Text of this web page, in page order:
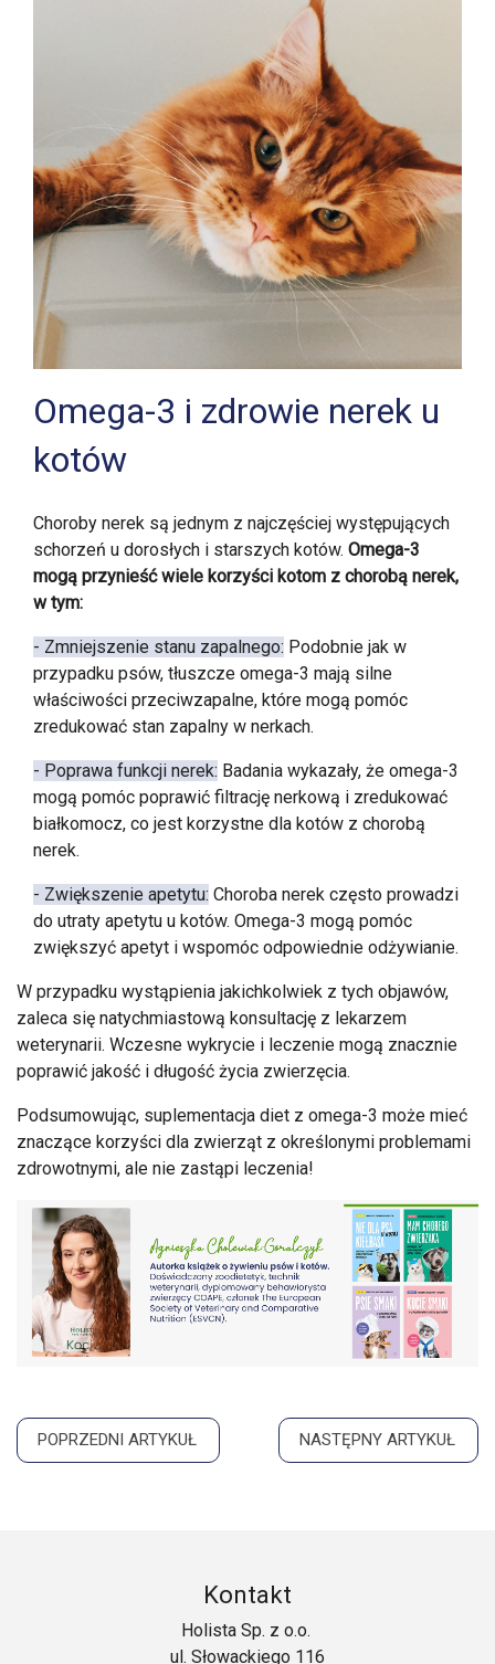
Omega-3 i zdrowie nerek u
kotów
Choroby nerek są jednym z najczęściej występujących
schorzeń u dorosłych i starszych kotów. Omega-3
mogą przynieść wiele korzyści kotom z chorobą nerek,
w tym:
- Zmniejszenie stanu zapalnego: Podobnie jak w
przypadku psów, tłuszcze omega-3 mają silne
właściwości przeciwzapalne, które mogą pomóc
zredukować stan zapalny w nerkach.
- Poprawa funkcji nerek: Badania wykazały, że omega-3
mogą pomóc poprawić filtrację nerkową i zredukować
białkomocz, co jest korzystne dla kotów z chorobą
nerek.
- Zwiększenie apetytu: Choroba nerek często prowadzi
do utraty apetytu u kotów. Omega-3 mogą pomóc
zwiększyć apetyt i wspomóc odpowiednie odżywianie.
W przypadku wystąpienia jakichkolwiek z tych objawów,
zaleca się natychmiastową konsultację z lekarzem
weterynarii. Wczesne wykrycie i leczenie mogą znacznie
poprawić jakość i długość życia zwierzęcia.
Podsumowując, suplementacja diet z omega-3 może mieć
znaczące korzyści dla zwierząt z określonymi problemami
zdrowotnymi, ale nie zastąpi leczenia!
POPRZEDNI ARTYKUŁ NASTĘPNY ARTYKUŁ
Kontakt
Holista Sp. z o.o.
ul. Słowackiego 116